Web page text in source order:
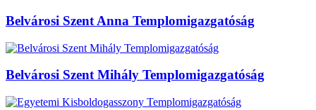
Belvárosi Szent Anna Templomigazgatóság
Belvárosi Szent Mihály Templomigazgatóság